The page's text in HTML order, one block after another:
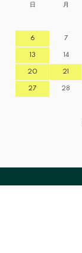
日 月
6 7
13 14
20 21
27 28